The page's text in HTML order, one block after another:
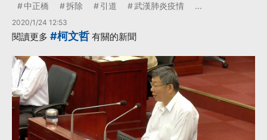
中正橋 拆除 引道 武漢肺炎疫情 ...
2020/1/24 12:53
閱讀更多 #柯文哲 有關的新聞